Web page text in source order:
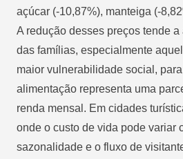
açúcar (-10,87%), manteiga (-
A redução desses preços tende
das famílias, especialmente
maior vulnerabilidade social,
alimentação representa uma
renda mensal. Em cidades
onde o custo de vida pode variar
sazonalidade e o fluxo de